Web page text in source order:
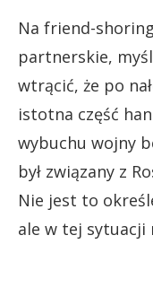
Na friend-
partnerskie,
wtrącić, że po
istotna część
wybuchu wojny
był związany z
Nie jest to
ale w tej sytuacji